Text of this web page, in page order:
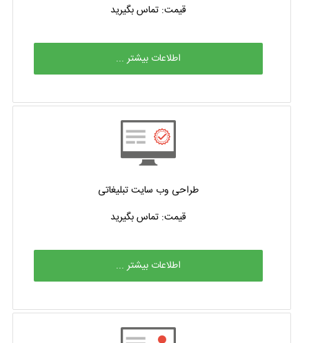
قیمت: تماس بگیرید
اطلاعات بیشتر ...
طراحی وب سایت تبلیغاتی
قیمت: تماس بگیرید
اطلاعات بیشتر ...